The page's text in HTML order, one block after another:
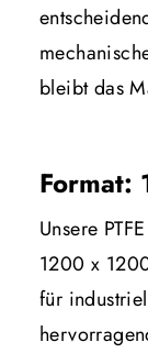
bleibt das
Format:
Unsere
1200 x
für